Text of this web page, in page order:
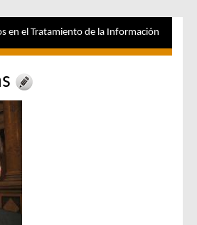
en el Tratamiento de la Información